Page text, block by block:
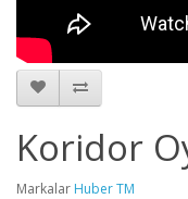
Koridor
Markalar Huber TM